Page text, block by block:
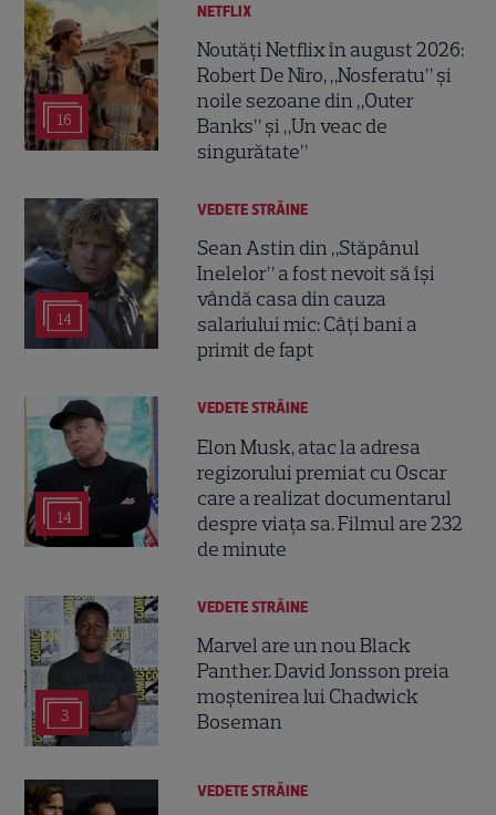
16
NETFLIX
Noutăți Netflix în august 2026:
Robert De Niro, „Nosferatu” și
noile sezoane din „Outer
Banks” și „Un veac de
singurătate”
14
VEDETE STRĂINE
Sean Astin din „Stăpânul
Inelelor” a fost nevoit să își
vândă casa din cauza
salariului mic: Câți bani a
primit de fapt
14
VEDETE STRĂINE
Elon Musk, atac la adresa
regizorului premiat cu Oscar
care a realizat documentarul
despre viața sa. Filmul are 232
de minute
3
VEDETE STRĂINE
Marvel are un nou Black
Panther. David Jonsson preia
moștenirea lui Chadwick
Boseman
VEDETE STRĂINE